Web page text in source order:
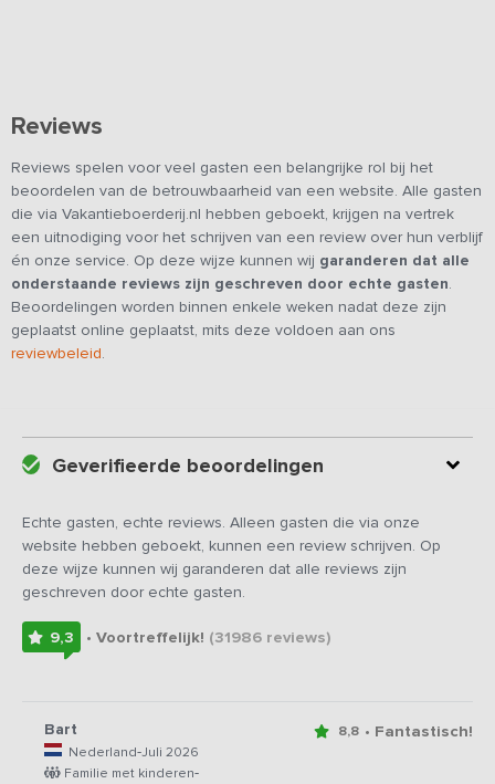
Reviews
Reviews spelen voor veel gasten een belangrijke rol bij het
beoordelen van de betrouwbaarheid van een website. Alle gasten
die via Vakantieboerderij.nl hebben geboekt, krijgen na vertrek
een uitnodiging voor het schrijven van een review over hun verblijf
én onze service. Op deze wijze kunnen wij garanderen dat alle
onderstaande reviews zijn geschreven door echte gasten.
Beoordelingen worden binnen enkele weken nadat deze zijn
geplaatst online geplaatst, mits deze voldoen aan ons
reviewbeleid.
Geverifieerde beoordelingen
Echte gasten, echte reviews. Alleen gasten die via onze
website hebben geboekt, kunnen een review schrijven. Op
deze wijze kunnen wij garanderen dat alle reviews zijn
geschreven door echte gasten.
9,3 • Voortreffelijk! (31986reviews)
Bart 8,8 • Fantastisch!
Nederland-Juli 2026
Familie met kinderen-